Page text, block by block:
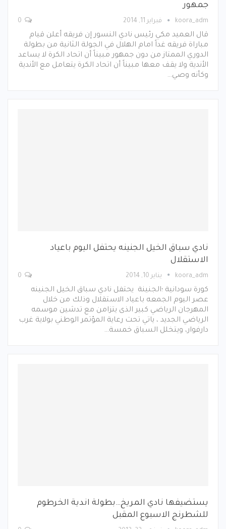
جمهور
koora_adm فبراير 11, 2014
قال العميد مكي رئيس نادي النسور إن فريقه أعلن قيام
مباراة فريقه غداً امام الهلال في الجولة الثانية من بطولة
الدوري الممتاز من دون جمهور مبيناً أن اتحاد الكرة لا يساعد
الأندية ولا يقف معها مبيناً أن اتحاد الكرة يتعامل مع الأندية
وكأنه وصي…
نادي سباق الخيل الجنينه يحتفل اليوم باعياد
الاستقلال
koora_adm يناير 10, 2014
كورة سودانية ؛الجنينة يحتفل نادي سباق الخيل الجنينه
عصر اليوم الجمعه باعياد الاستقلال وذلك من خلال
المهرجان الرياضي كبير الذى يتزامن مع تدشين موسمه
الرياضي الجديد ، ياتي تحت رعاية المؤتمر الوطني بولاية غرب
دارفوار، ويتخلل السباق خمسة…
يستضيفها نادي المريخ…بطولة اندية الخرطوم
للشطرنج الاسبوع المقبل